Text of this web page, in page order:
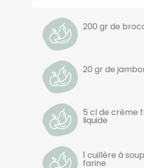
200 gr de
20 gr de
5 cl de crème
liquide
1 cuillère à
farine